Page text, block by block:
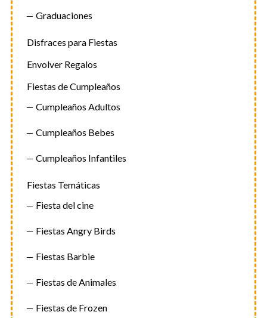
Graduaciones
Disfraces para Fiestas
Envolver Regalos
Fiestas de Cumpleaños
Cumpleaños Adultos
Cumpleaños Bebes
Cumpleaños Infantiles
Fiestas Temáticas
Fiesta del cine
Fiestas Angry Birds
Fiestas Barbie
Fiestas de Animales
Fiestas de Frozen